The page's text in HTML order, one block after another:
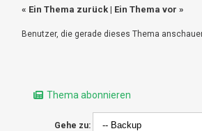
« Ein Thema zurück | Ein Thema vor »
Benutzer, die gerade dieses Thema
Thema abonnieren
Gehe zu: